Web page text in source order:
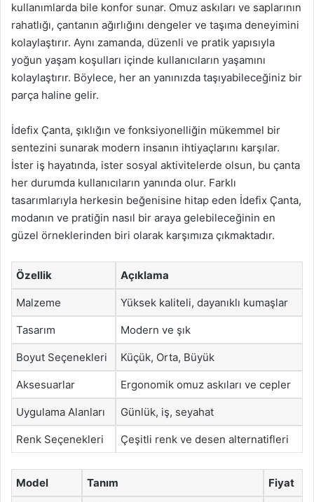
kullanımlarda bile konfor sunar. Omuz askıları ve saplarının
rahatlığı, çantanın ağırlığını dengeler ve taşıma deneyimini
kolaylaştırır. Aynı zamanda, düzenli ve pratik yapısıyla
yoğun yaşam koşulları içinde kullanıcıların yaşamını
kolaylaştırır. Böylece, her an yanınızda taşıyabileceğiniz bir
parça haline gelir.
İdefix Çanta, şıklığın ve fonksiyonelliğin mükemmel bir
sentezini sunarak modern insanın ihtiyaçlarını karşılar.
İster iş hayatında, ister sosyal aktivitelerde olsun, bu çanta
her durumda kullanıcıların yanında olur. Farklı
tasarımlarıyla herkesin beğenisine hitap eden İdefix Çanta,
modanın ve pratiğin nasıl bir araya gelebileceğinin en
güzel örneklerinden biri olarak karşımıza çıkmaktadır.
Özellik Açıklama
Malzeme Yüksek kaliteli, dayanıklı kumaşlar
Tasarım Modern ve şık
Boyut Seçenekleri Küçük, Orta, Büyük
Aksesuarlar Ergonomik omuz askıları ve cepler
Uygulama Alanları Günlük, iş, seyahat
Renk Seçenekleri Çeşitli renk ve desen alternatifleri
Model Tanım Fiyat